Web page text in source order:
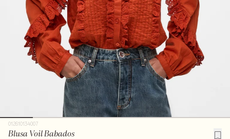
012610134007
Blusa Voil Babados